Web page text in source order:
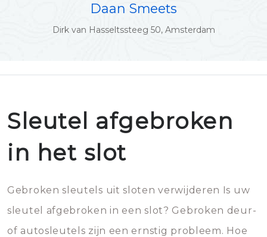
Daan Smeets
Dirk van Hasseltssteeg 50, Amsterdam
Sleutel afgebroken
in het slot
Gebroken sleutels uit sloten verwijderen Is uw
sleutel afgebroken in een slot? Gebroken deur-
of autosleutels zijn een ernstig probleem. Hoe